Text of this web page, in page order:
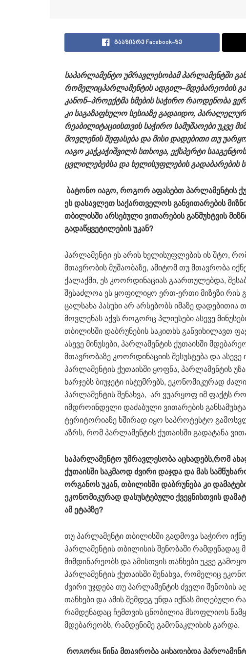
გააზიარე Facebook-ზე
საპარლამენტო უმრავლესობამ პარლამენტში
რომელიცპარლამენტის ადგილ–მდებარეობის
კანონ–პროექტმა ხმების საჭირო რაოდენობა ვერ
კი საგაზაფხულო სესიაზეგადაიდო,
რეაბილიტაციისთვის საჭირო სამუშაოები უკვე
მოვლენის შეფასება და მისი დადებითი თუ
იაგოკაჭკაჭიშვილს სთხოვა, ექსპერტი
ცვლილებებსა და ხელისუფლებისგადაბარების
ბატონოიაგო,როგორაფასებთპარლამენტის
ესდასავლეთ საქართველოსგანვითარების
თბილისშიარსებული ვითარებისგანმუხტვის
გადაწყვეტილებისუკან?
პარლამენტი ეს არის ხელისუფლების ის შტო,
მთავრობის მუშაობაზე, ამიტომ თუ მთავრობა
ქალაქში, ეს კოორდინაციას გაართულებდა,
შესაძლოა ეს ყოფილიყო ერთ-ერთი მიზეზი რის
ცალსახა პასუხი არ არსებობს იმაზე დადებითია
მოვლენას აქვს როგორც პლიუსები ასევე
თბილისში დაბრუნების საკითხს განვიხილავთ
ასევე მინუსები, პარლამენტის ქუთაისში
მთავრობაზე კოორდინაციის შესუსტება და ასევე
პარლამენტის ქუთაისში ყოფნა, პარლამენტის
ხარჯებს ბიუჯეტი ისტუმრებს, ეკონომიკურად
პარლამენტის შენახვა, არ ვუარყოფ იმ ფაქტს
იმდროინდელი დაძაბული ვითარების
ტერიტორიაზე ხშირად იყო საპროტესტო
აზრს, რომ პარლამენტის ქუთაისში გადატანა
საპარლამენტოუმრავლესობააცხადებს,რომ
ქუთაისში საკმაოდძვირიდაჯდადამას
ორგანოსუკან,თბილისშიდაბრუნებაკი
ეკონომიკურადდასუსტებულიქვეყნისთვის
ამეტაპზე?
თუ პარლამენტი თბილისში გადმოვა საჭირო
პარლამენტის თბილისის შენობაში რამდენადაც
მიმდინარეობს და ამისთვის თანხები უკვე
პარლამენტის ქუთაისში შენახვა, რომელიც
ძვირი უჯდება თუ პარლამენტის ძველი შენობის
თანხები და ამის შემდეგ უნდა იქნას
რამდენადაც ჩემთვის ცნობილია მსოფლიოს
მდებარეობს, რამდენიმე გამონაკლისის გარდა.
როგორც წინამთავრობააცხადებდა